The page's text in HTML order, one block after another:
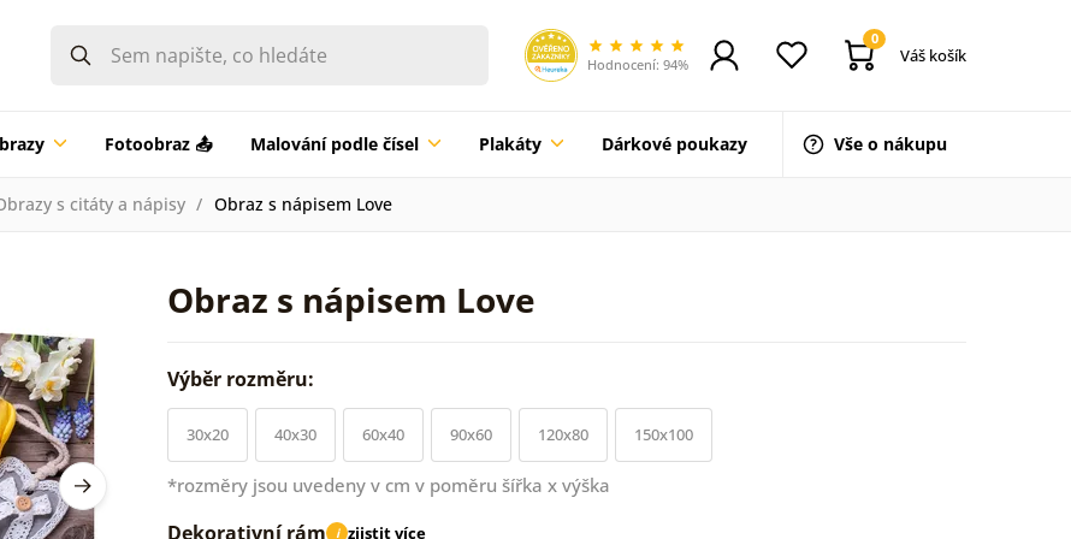
Hodnocení: 94%
0
Váš košík
Fotoobraz 📤 Malování podle čísel Plakáty Dárkové poukazy Vše o nákupu
s citáty a nápisy Obraz s nápisem Love
Obraz s nápisem Love
Výběr rozměru:
30x20 40x30 60x40 90x60 120x80 150x100
*rozměry jsou uvedeny v cm v poměru šířka x výška
Dekorativní rám i zjistit více